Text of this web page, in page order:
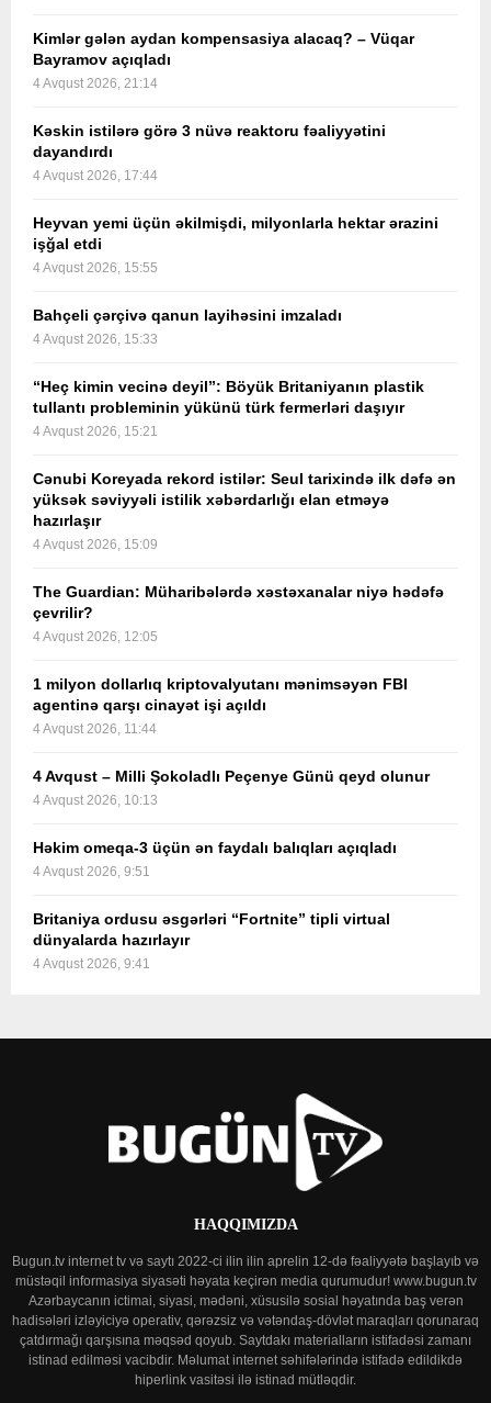
Kimlər gələn aydan kompensasiya alacaq? – Vüqar
Bayramov açıqladı
4 Avqust 2026, 21:14
Kəskin istilərə görə 3 nüvə reaktoru fəaliyyətini
dayandırdı
4 Avqust 2026, 17:44
Heyvan yemi üçün əkilmişdi, milyonlarla hektar ərazini
işğal etdi
4 Avqust 2026, 15:55
Bahçeli çərçivə qanun layihəsini imzaladı
4 Avqust 2026, 15:33
“Heç kimin vecinə deyil”: Böyük Britaniyanın plastik
tullantı probleminin yükünü türk fermerləri daşıyır
4 Avqust 2026, 15:21
Cənubi Koreyada rekord istilər: Seul tarixində ilk dəfə ən
yüksək səviyyəli istilik xəbərdarlığı elan etməyə
hazırlaşır
4 Avqust 2026, 15:09
The Guardian: Müharibələrdə xəstəxanalar niyə hədəfə
çevrilir?
4 Avqust 2026, 12:05
1 milyon dollarlıq kriptovalyutanı mənimsəyən FBI
agentinə qarşı cinayət işi açıldı
4 Avqust 2026, 11:44
4 Avqust – Milli Şokoladlı Peçenye Günü qeyd olunur
4 Avqust 2026, 10:13
Həkim omeqa-3 üçün ən faydalı balıqları açıqladı
4 Avqust 2026, 9:51
Britaniya ordusu əsgərləri “Fortnite” tipli virtual
dünyalarda hazırlayır
4 Avqust 2026, 9:41
HAQQIMIZDA
Bugun.tv internet tv və saytı 2022-ci ilin ilin aprelin 12-də fəaliyyətə başlayıb və
müstəqil informasiya siyasəti həyata keçirən media qurumudur! www.bugun.tv
Azərbaycanın ictimai, siyasi, mədəni, xüsusilə sosial həyatında baş verən
hadisələri izləyiciyə operativ, qərəzsiz və vətəndaş-dövlət maraqları qorunaraq
çatdırmağı qarşısına məqsəd qoyub. Saytdakı materialların istifadəsi zamanı
istinad edilməsi vacibdir. Məlumat internet səhifələrində istifadə edildikdə
hiperlink vasitəsi ilə istinad mütləqdir.